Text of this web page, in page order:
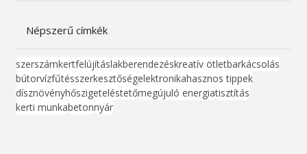
Népszerű címkék
szerszámkertfelújításlakberendezéskreatív ötletbarkácsolás
bútorvízfűtésszerkesztőségelektronikahasznos tippek
dísznövényhőszigeteléstetőmegújuló energiatisztítás
kerti munkabetonnyár